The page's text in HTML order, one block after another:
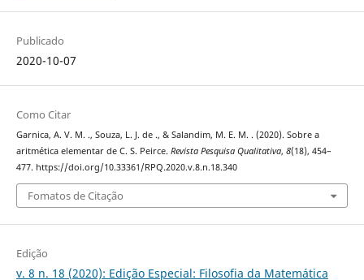
Publicado
2020-10-07
Como Citar
Garnica, A. V. M. ., Souza, L. J. de ., & Salandim, M. E. M. . (2020). Sobre a
aritmética elementar de C. S. Peirce. Revista Pesquisa Qualitativa, 8(18), 454–
477. https://doi.org/10.33361/RPQ.2020.v.8.n.18.340
Fomatos de Citação
Edição
v. 8 n. 18 (2020): Edição Especial: Filosofia da Matemática